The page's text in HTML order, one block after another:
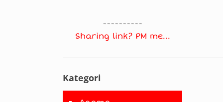
----------
Sharing link? PM me...
Kategori